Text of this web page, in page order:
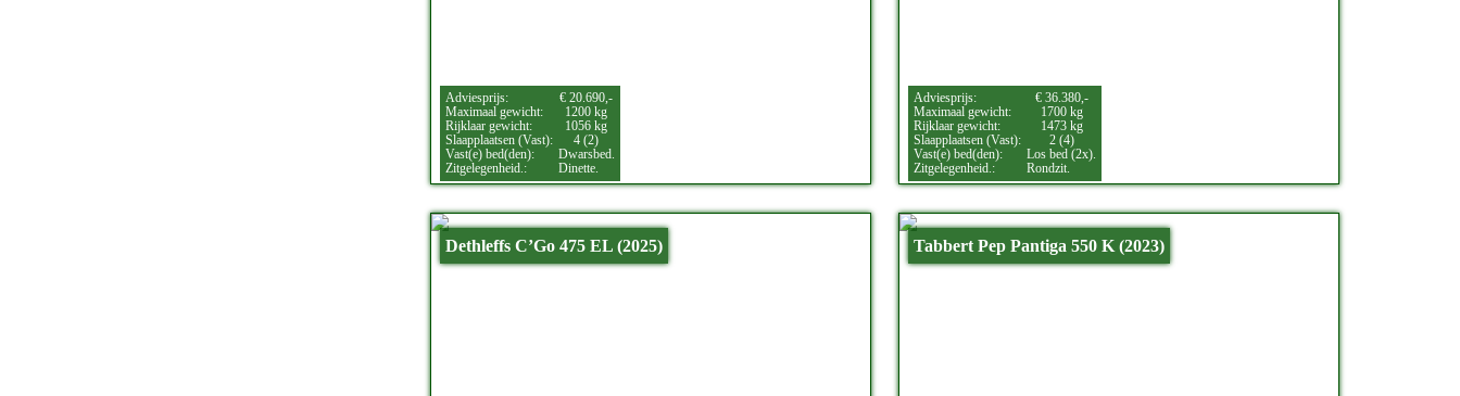
Adviesprijs:
€ 20.690,-
Maximaal gewicht:
1200 kg
Rijklaar gewicht:
1056 kg
Slaapplaatsen (Vast):
4 (2)
Vast(e) bed(den):
Dwarsbed.
Zitgelegenheid.:
Dinette.
Adviesprijs:
€ 36.380,-
Maximaal gewicht:
1700 kg
Rijklaar gewicht:
1473 kg
Slaapplaatsen (Vast):
2 (4)
Vast(e) bed(den):
Los bed (2x).
Zitgelegenheid.:
Rondzit.
Dethleffs C’Go 475 EL (2025) Tabbert Pep Pantiga 550 K (2023)